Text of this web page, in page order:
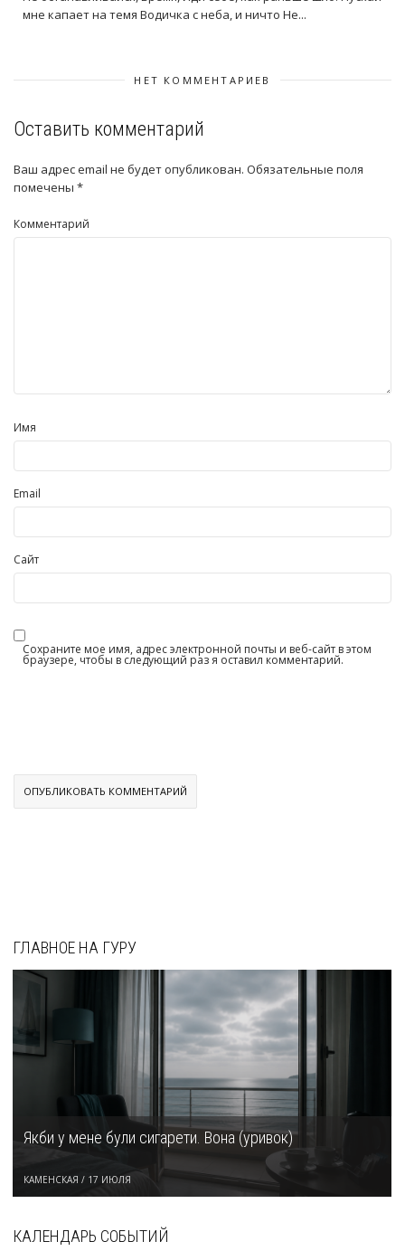
мне капает на темя Водичка с неба, и ничто Не...
НЕТ КОММЕНТАРИЕВ
Оставить комментарий
Ваш адрес email не будет опубликован. Обязательные поля
помечены *
Комментарий
Имя
Email
Сайт
Сохраните мое имя, адрес электронной почты и веб-сайт в этом
браузере, чтобы в следующий раз я оставил комментарий.
ГЛАВНОЕ НА ГУРУ
Якби у мене були сигарети. Вона (уривок)
КАМЕНСКАЯ / 17 ИЮЛЯ
КАЛЕНДАРЬ СОБЫТИЙ